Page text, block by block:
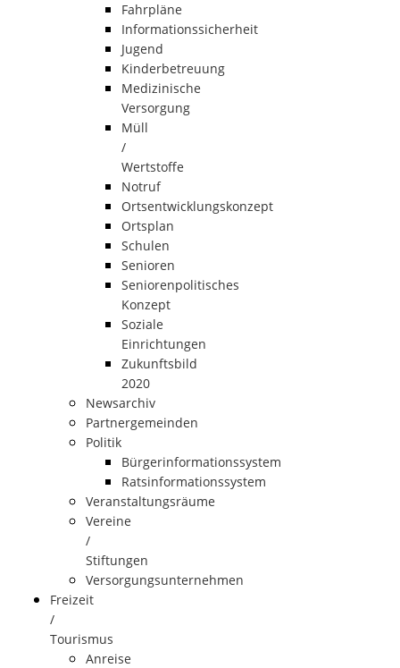
Fahrpläne
Informationssicherheit
Jugend
Kinderbetreuung
Medizinische
Versorgung
Müll
/
Wertstoffe
Notruf
Ortsentwicklungskonzept
Ortsplan
Schulen
Senioren
Seniorenpolitisches
Konzept
Soziale
Einrichtungen
Zukunftsbild
2020
Newsarchiv
Partnergemeinden
Politik
Bürgerinformationssystem
Ratsinformationssystem
Veranstaltungsräume
Vereine
/
Stiftungen
Versorgungsunternehmen
Freizeit
/
Tourismus
Anreise